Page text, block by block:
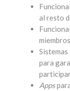
al resto
para
Apps